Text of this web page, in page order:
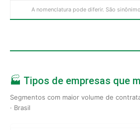
A nomenclatura pode diferir. São
🏭 Tipos de empresas que
Segmentos com maior volume de
· Brasil